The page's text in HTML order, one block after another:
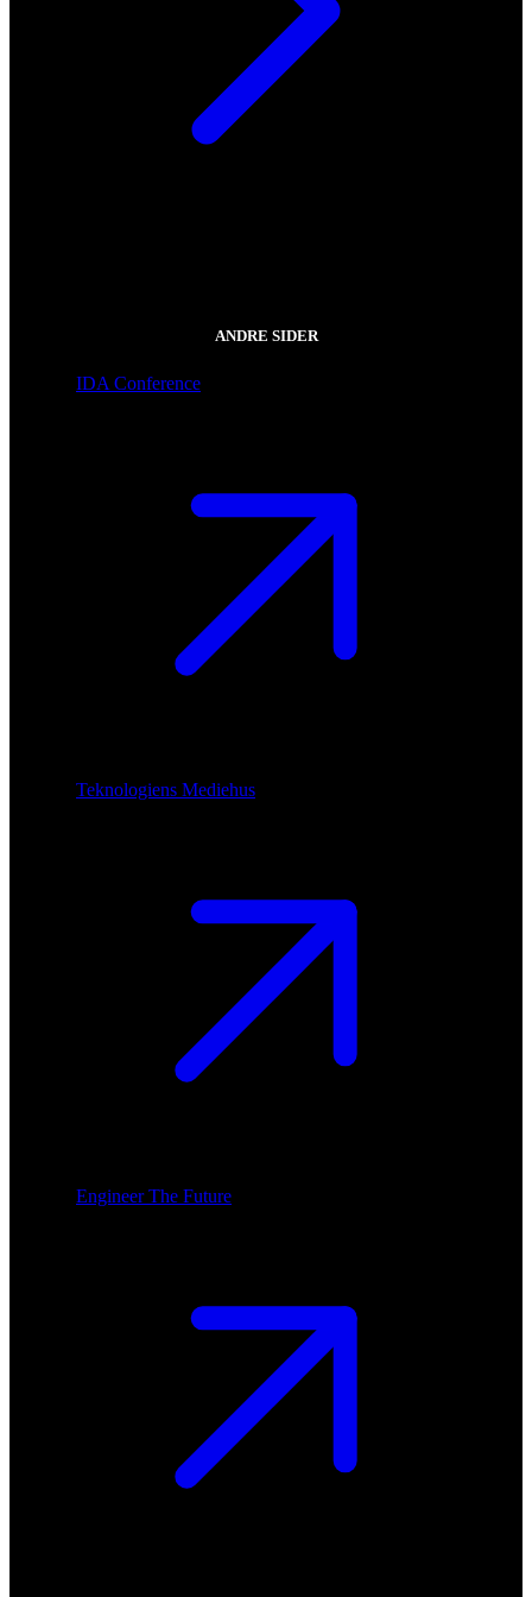
ANDRE SIDER
IDA Conference
Teknologiens Mediehus
Engineer The Future